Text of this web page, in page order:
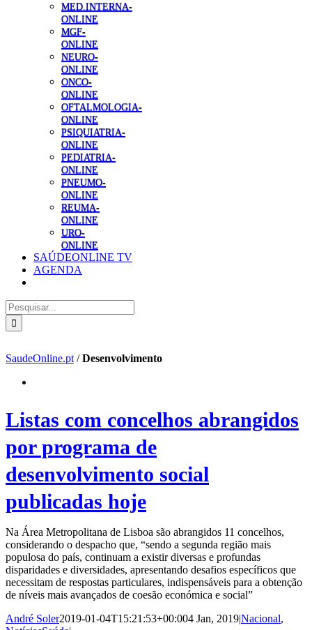
MED.INTERNA-
ONLINE
MGF-
ONLINE
NEURO-
ONLINE
ONCO-
ONLINE
OFTALMOLOGIA-
ONLINE
PSIQUIATRIA-
ONLINE
PEDIATRIA-
ONLINE
PNEUMO-
ONLINE
REUMA-
ONLINE
URO-
ONLINE
SAÚDEONLINE TV
AGENDA
Pesquisar
SaudeOnline.pt /Desenvolvimento
Listas com concelhos abrangidos
por programa de
desenvolvimento social
publicadas hoje
Na Área Metropolitana de Lisboa são abrangidos 11 concelhos,
considerando o despacho que, “sendo a segunda região mais
populosa do país, continuam a existir diversas e profundas
disparidades e diversidades, apresentando desafios específicos que
necessitam de respostas particulares, indispensáveis para a obtenção
de níveis mais avançados de coesão económica e social”
André Soler2019-01-04T15:21:53+00:004 Jan, 2019|Nacional,